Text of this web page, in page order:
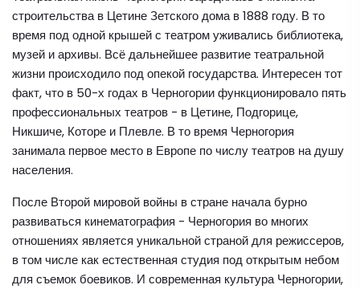
строительства в Цетине Зетского дома в 1888 году. В то
время под одной крышей с театром уживались библиотека,
музей и архивы. Всё дальнейшее развитие театральной
жизни происходило под опекой государства. Интересен тот
факт, что в 50-х годах в Черногории функционировало пять
профессиональных театров - в Цетине, Подгорице,
Никшиче, Которе и Плевле. В то время Черногория
занимала первое место в Европе по числу театров на душу
населения.
После Второй мировой войны в стране начала бурно
развиваться кинематография - Черногория во многих
отношениях является уникальной страной для режиссеров,
в том числе как естественная студия под открытым небом
для съемок боевиков. И современная культура Черногории,